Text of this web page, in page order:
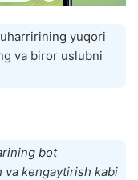
yuqori
va biror uslubni
bot
va kengaytirish kabi